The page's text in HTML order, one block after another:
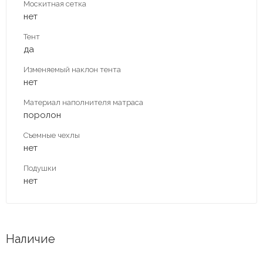
Москитная сетка
нет
Тент
да
Изменяемый наклон тента
нет
Материал наполнителя матраса
поролон
Съемные чехлы
нет
Подушки
нет
Наличие